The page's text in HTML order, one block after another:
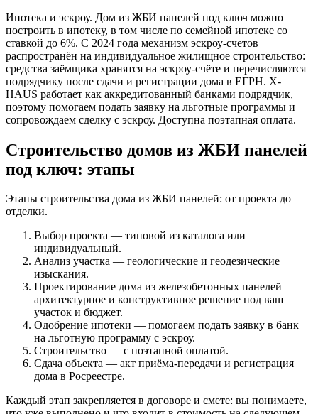
Ипотека и эскроу. Дом из ЖБИ панелей под ключ можно
построить в ипотеку, в том числе по семейной ипотеке со
ставкой до 6%. С 2024 года механизм эскроу-счетов
распространён на индивидуальное жилищное строительство:
средства заёмщика хранятся на эскроу-счёте и перечисляются
подрядчику после сдачи и регистрации дома в ЕГРН. X-
HAUS работает как аккредитованный банками подрядчик,
поэтому помогаем подать заявку на льготные программы и
сопровождаем сделку с эскроу. Доступна поэтапная оплата.
Строительство домов из ЖБИ панелей
под ключ: этапы
Этапы строительства дома из ЖБИ панелей: от проекта до
отделки.
Выбор проекта — типовой из каталога или
индивидуальный.
Анализ участка — геологические и геодезические
изыскания.
Проектирование дома из железобетонных панелей —
архитектурное и конструктивное решение под ваш
участок и бюджет.
Одобрение ипотеки — помогаем подать заявку в банк
на льготную программу с эскроу.
Строительство — с поэтапной оплатой.
Сдача объекта — акт приёма-передачи и регистрация
дома в Росреестре.
Каждый этап закрепляется в договоре и смете: вы понимаете,